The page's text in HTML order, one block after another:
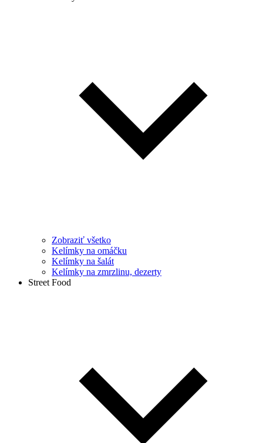
Zobraziť všetko
Kelímky na omáčku
Kelímky na šalát
Kelímky na zmrzlinu, dezerty
Street Food